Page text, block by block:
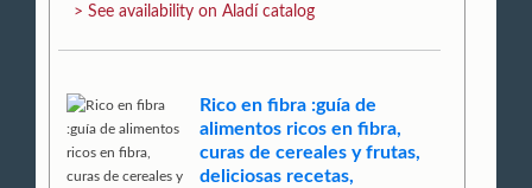
> See availability on Aladí catalog
Rico en fibra :guía de
alimentos ricos en fibra,
curas de cereales y frutas,
deliciosas recetas,